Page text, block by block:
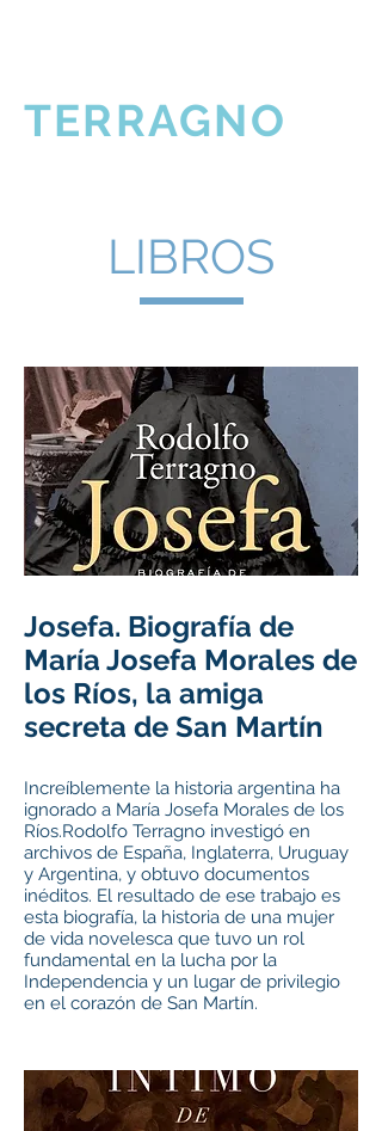
TERRAGNO
LIBROS
Josefa. Biografía de
María Josefa Morales de
los Ríos, la amiga
secreta de San Martín
Increíblemente la historia argentina ha
ignorado a María Josefa Morales de los
Ríos.Rodolfo Terragno investigó en
archivos de España, Inglaterra, Uruguay
y Argentina, y obtuvo documentos
inéditos. El resultado de ese trabajo es
esta biografía, la historia de una mujer
de vida novelesca que tuvo un rol
fundamental en la lucha por la
Independencia y un lugar de privilegio
en el corazón de San Martín.